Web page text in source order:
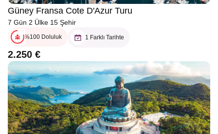
Güney Fransa Cote D'Azur Turu
7 Gün 2 Ülke 15 Şehir
%100 Doluluk 1 Farklı Tarihte
2.250 €